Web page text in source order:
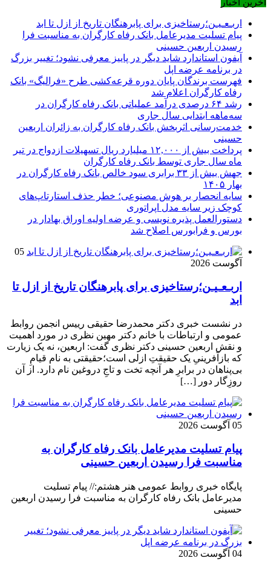
آخرین اخبار
اربـعـیـن؛رستاخیزی برای پابرهنگان تاریخ از ازل تا ابد
پیام تسلیت مدیرعامل بانک رفاه کارگران به مناسبت فرا
رسیدن اربعین حسینی
آیفون استاندارد شاید دیگر در پاییز معرفی نشود؛ تغییر بزرگ
در برنامه عرضه اپل
فهرست برندگان پایان دوره قرعه‌کشی طرح «فرالیگ» بانک
رفاه کارگران اعلام شد
رشد ۶۴ درصدی درآمد عملیاتی بانک رفاه کارگران در
سه‌ماهه ابتدایی سال جاری
خدمت‌رسانی اثربخش بانک رفاه کارگران به زائران اربعین
حسینی
پرداخت بیش از ۱۲,۰۰۰ میلیارد ریال تسهیلات ازدواج در تیر
ماه سال جاری توسط بانک رفاه کارگران
جهش بیش از ۳۳ برابری سود خالص بانک رفاه کارگران در
بهار ۱۴۰۵
سایه انحصار بر هوش مصنوعی؛ خطر حذف استارتاپ‌های
کوچک زیر سایه مدل اپراتوری
دستورالعمل پذیره نویسی و عرضه اولیه اوراق بهادار در
بورس و فرابورس اصلاح شد
05
آگوست 2026
اربـعـیـن؛رستاخیزی برای پابرهنگان تاریخ از ازل تا
ابد
در نشست خبری دکتر محمدرضا حقیقی رییس انجمن روابط
عمومی و ارتباطات با خانم دکتر مهین نظری در مورد اهمیت
و نقش اربعین حسینی دکتر نظری گفت: اربعین، نه یک زیارت
که بازآفرینیِ یک حقیقتِ ازلی است؛حقیقتی به نام قیامِ
بی‌پناهان در برابرِ هر آنچه تخت و تاجِ دروغین نام دارد. از آن
روزِگار دور […]
05 آگوست 2026
پیام تسلیت مدیرعامل بانک رفاه کارگران به
مناسبت فرا رسیدن اربعین حسینی
پایگاه خبری روابط عمومی هنر هشتم:// پیام تسلیت
مدیرعامل بانک رفاه کارگران به مناسبت فرا رسیدن اربعین
حسینی
04 آگوست 2026